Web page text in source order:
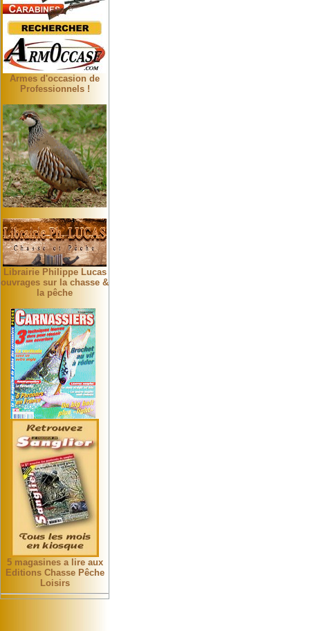
Armes d'occasion de
Professionnels !
Librairie Philippe Lucas
ouvrages sur la chasse &
la pêche
5 magasines a lire aux
Editions Chasse Pêche
Loisirs